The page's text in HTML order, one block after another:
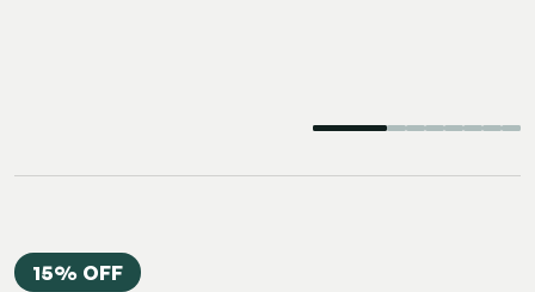
15% OFF